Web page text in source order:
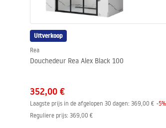
Uitverkoop
Rea
Douchedeur Rea Alex Black 100
352,00 €
Laagste prijs in de afgelopen 30 dagen: 369,00 € -5%
Reguliere prijs: 369,00 €